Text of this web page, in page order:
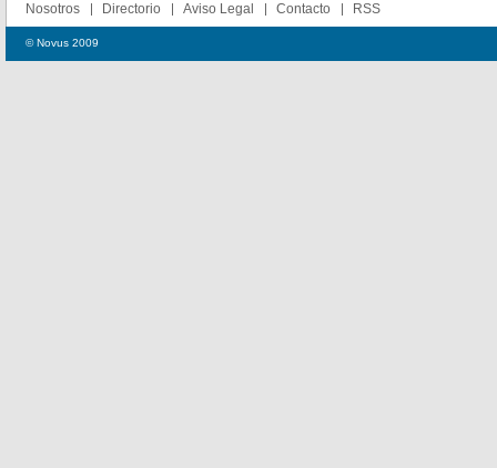
Nosotros Directorio Aviso Legal Contacto RSS
© Novus 2009